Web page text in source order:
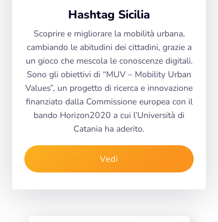
Hashtag Sicilia
Scoprire e migliorare la mobilità urbana,
cambiando le abitudini dei cittadini, grazie a
un gioco che mescola le conoscenze digitali.
Sono gli obiettivi di “MUV – Mobility Urban
Values”, un progetto di ricerca e innovazione
finanziato dalla Commissione europea con il
bando Horizon2020 a cui l’Università di
Catania ha aderito.
Vedi